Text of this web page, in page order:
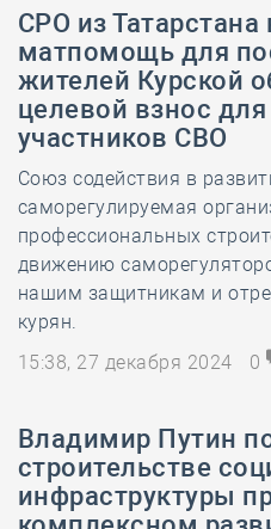
СРО из
матпомощь для
жителей Курской
целевой взнос
участников СВО
Союз содействия в
саморегулируемая
профессиональных
движению
нашим защитникам и
курян.
15:38, 27 декабря 2024
0
Владимир Путин
строительстве
инфраструктуры